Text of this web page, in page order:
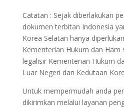
Catatan : Sejak diberlakukan
dokumen terbitan Indonesia
Korea Selatan hanya
Kementerian Hukum dan Ham
legalisir Kementerian Hukum
Luar Negeri dan Kedutaan
Untuk mempermudah anda
dikirimkan melalui layanan